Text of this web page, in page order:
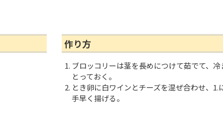
作り方
ブロッコリーは茎を長めにつけて茹でて、
とっておく。
とき卵に白ワインとチーズを混ぜ合わせ、1.
手早く揚げる。